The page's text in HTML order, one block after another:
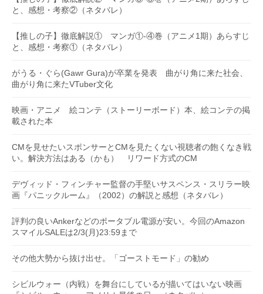
と、感想・考察②（ネタバレ）
【推しの子】徹底解説① マンガ①-④巻（アニメ1期）あらすじ
と、感想・考察①（ネタバレ）
がうる・ぐら(Gawr Gura)が卒業を発表 曲がり角に来た社会、
曲がり角に来たVTuber文化
映画・アニメ 絵コンテ（ストーリーボード）本、絵コンテの掲
載された本
CMを見せたいスポンサーとCMを見たくない視聴者の飽くなき戦
い。解決方法はある（かも） リワード方式のCM
デヴィッド・フィンチャー監督の手堅いサスペンス・スリラー映
画『パニックルーム』（2002）の解説と感想（ネタバレ）
評判の良いAnkerなどのポータブル電源が安い。今回のAmazon
スマイルSALEは2/3(月)23:59まで
その他大勢から抜け出せ。「ゴーストモード」の勧め
シビルウォー（内戦）を舞台にしているが描いてはいない映画